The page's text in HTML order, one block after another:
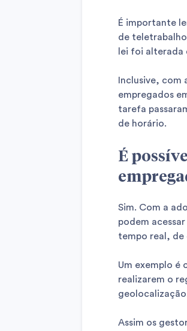
É importante
de
lei foi alterada
Inclusive, com
empregados
tarefa
de horário.
É
Sim. Com a
podem
tempo real, de
Um exemplo é
realizarem o
Assim os